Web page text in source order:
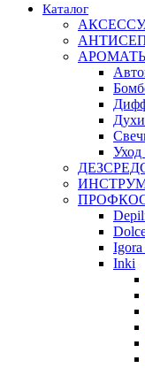
Каталог
Духи
Уход
Inki